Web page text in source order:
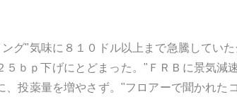
グ"気味に８１０ドル以上まで急騰してい
ｂｐ下げにとどまった。"ＦＲＢに景気減
投薬量を増やさず。"フロアーで聞かれた